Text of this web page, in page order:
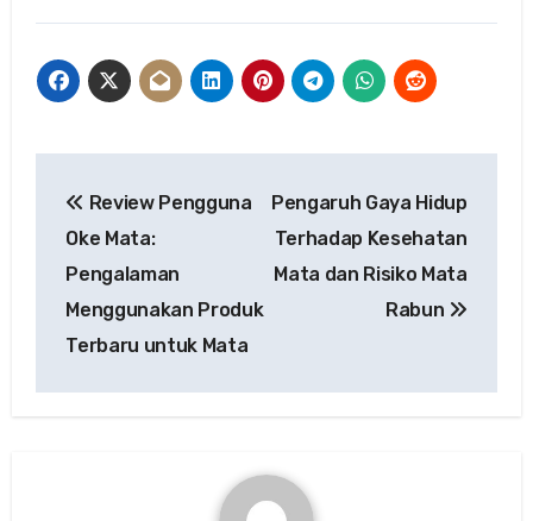
navigation
Review Pengguna
Oke Mata:
Pengalaman
Menggunakan Produk
Terbaru untuk Mata
Pengaruh Gaya Hidup
Terhadap Kesehatan
Mata dan Risiko Mata
Rabun